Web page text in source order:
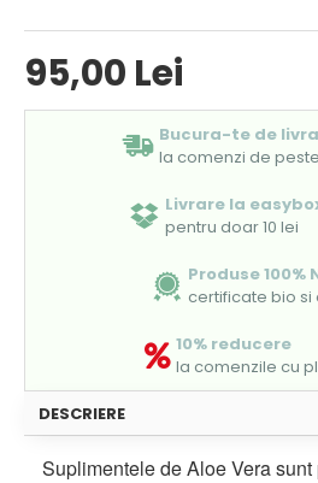
95,00 Lei
Bucura-te de
la comenzi de
Livrare la
pentru doar 10 lei
Produse 100%
certificate bio
10% reducere
la comenzile cu
DESCRIERE
Suplimentele de Aloe Vera